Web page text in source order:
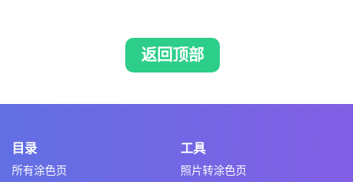
返回顶部
目录
所有涂色页
工具
照片转涂色页